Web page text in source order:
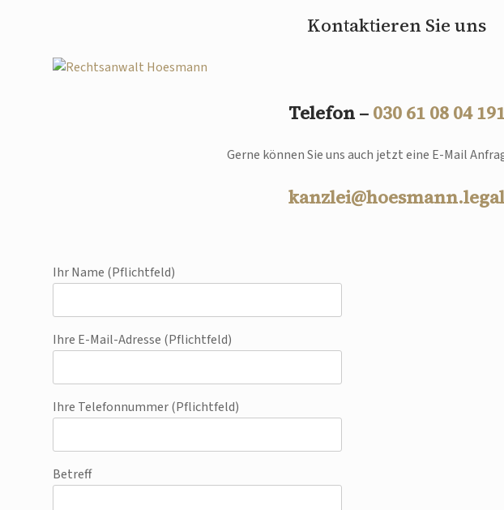
Kontaktieren Sie uns
Telefon – 030 61 08 04
Gerne können Sie uns auch jetzt eine E-Mail
Ihr Name (Pflichtfeld)
Ihre E-Mail-Adresse (Pflichtfeld)
Ihre Telefonnummer (Pflichtfeld)
Betreff